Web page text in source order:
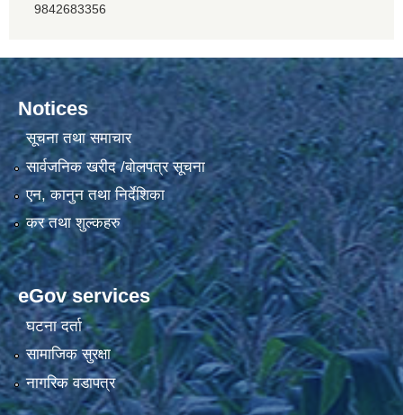
9842683356
Notices
सूचना तथा समाचार
सार्वजनिक खरीद /बोलपत्र सूचना
एन, कानुन तथा निर्देशिका
कर तथा शुल्कहरु
eGov services
घटना दर्ता
सामाजिक सुरक्षा
नागरिक वडापत्र